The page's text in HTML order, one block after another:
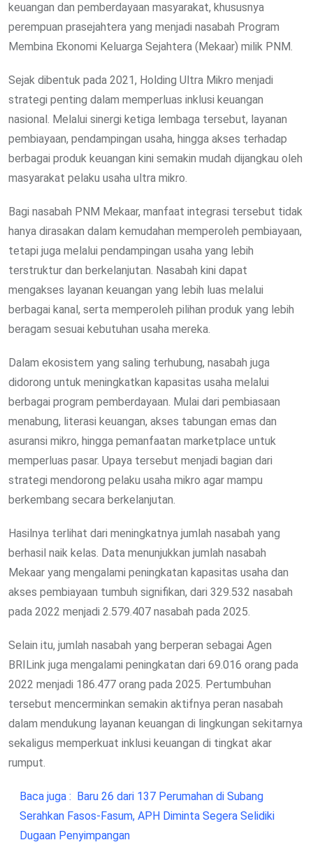
keuangan dan pemberdayaan masyarakat, khususnya
perempuan prasejahtera yang menjadi nasabah Program
Membina Ekonomi Keluarga Sejahtera (Mekaar) milik PNM.
Sejak dibentuk pada 2021, Holding Ultra Mikro menjadi
strategi penting dalam memperluas inklusi keuangan
nasional. Melalui sinergi ketiga lembaga tersebut, layanan
pembiayaan, pendampingan usaha, hingga akses terhadap
berbagai produk keuangan kini semakin mudah dijangkau oleh
masyarakat pelaku usaha ultra mikro.
Bagi nasabah PNM Mekaar, manfaat integrasi tersebut tidak
hanya dirasakan dalam kemudahan memperoleh pembiayaan,
tetapi juga melalui pendampingan usaha yang lebih
terstruktur dan berkelanjutan. Nasabah kini dapat
mengakses layanan keuangan yang lebih luas melalui
berbagai kanal, serta memperoleh pilihan produk yang lebih
beragam sesuai kebutuhan usaha mereka.
Dalam ekosistem yang saling terhubung, nasabah juga
didorong untuk meningkatkan kapasitas usaha melalui
berbagai program pemberdayaan. Mulai dari pembiasaan
menabung, literasi keuangan, akses tabungan emas dan
asuransi mikro, hingga pemanfaatan marketplace untuk
memperluas pasar. Upaya tersebut menjadi bagian dari
strategi mendorong pelaku usaha mikro agar mampu
berkembang secara berkelanjutan.
Hasilnya terlihat dari meningkatnya jumlah nasabah yang
berhasil naik kelas. Data menunjukkan jumlah nasabah
Mekaar yang mengalami peningkatan kapasitas usaha dan
akses pembiayaan tumbuh signifikan, dari 329.532 nasabah
pada 2022 menjadi 2.579.407 nasabah pada 2025.
Selain itu, jumlah nasabah yang berperan sebagai Agen
BRILink juga mengalami peningkatan dari 69.016 orang pada
2022 menjadi 186.477 orang pada 2025. Pertumbuhan
tersebut mencerminkan semakin aktifnya peran nasabah
dalam mendukung layanan keuangan di lingkungan sekitarnya
sekaligus memperkuat inklusi keuangan di tingkat akar
rumput.
Baca juga : Baru 26 dari 137 Perumahan di Subang
Serahkan Fasos-Fasum, APH Diminta Segera Selidiki
Dugaan Penyimpangan